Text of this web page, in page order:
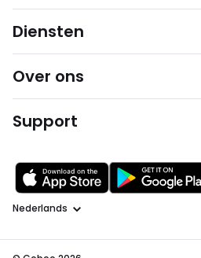
Diensten
Over ons
Support
Taal